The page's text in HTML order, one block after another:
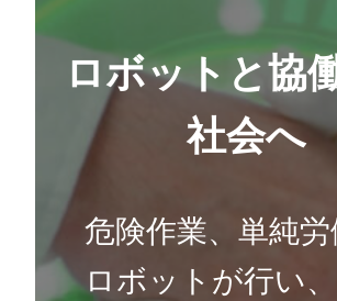
ロボットと協
社会へ
危険作業、単純労
ロボットが行い